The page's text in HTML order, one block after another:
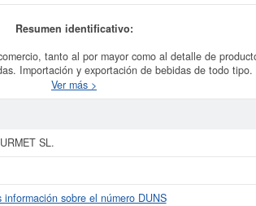
Resumen identificativo:
tanto al por mayor como al detalle de
Importación y exportación de bebidas de todo
DISLICO GOURMET SL.
alimenticios, bebidas y tabaco. Los digitos
la ficha de esta empresa ha sido el 08/03/2023.
a 60.000 €.
GOURMET SL. puede
años de actividad, así como los balances y cuentas
Ver más >
SL.
información sobre el número DUNS